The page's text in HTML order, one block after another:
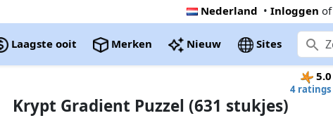
Nederland • Inloggen of
Laagste ooit Merken Nieuw Sites
5.0
4 ratings
Krypt Gradient Puzzel (631 stukjes)